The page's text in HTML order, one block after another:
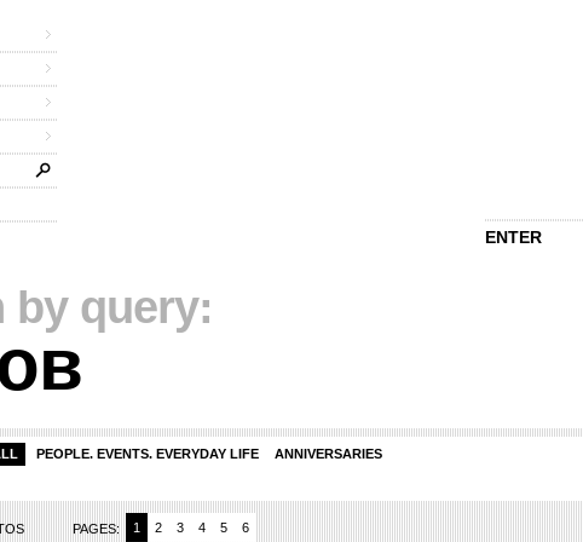
ENTER
by query:
PEOPLE. EVENTS. EVERYDAY LIFE ANNIVERSARIES
PAGES: 1 2 3 4 5 6